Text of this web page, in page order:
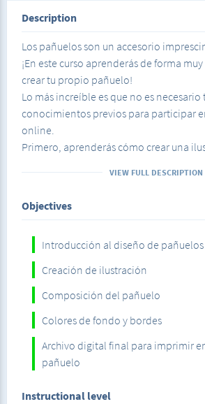
Description
Los pañuelos son un accesorio
¡En este curso aprenderás de forma
crear tu propio pañuelo!
Lo más increíble es que no es necesario
conocimientos previos para participar
online.
Primero, aprenderás cómo crear una
será posible en un archivo digital listo
agencia de impresión textil.
Para la clase, se requiere tu computador
instalado. Pero si no tienes el programa
una versión gratuita de prueba en
VIEW FULL DESCRIPTION
Objectives
Introducción al diseño de pañuelos
Creación de ilustración
Composición del pañuelo
Colores de fondo y bordes
Archivo digital final para imprimir
pañuelo
Instructional level